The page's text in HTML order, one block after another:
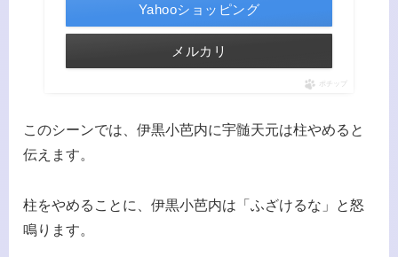
Yahooショッピング
メルカリ
ポチップ
このシーンでは、伊黒小芭内に宇髄天元は柱やめると
伝えます。
柱をやめることに、伊黒小芭内は「ふざけるな」と怒
鳴ります。